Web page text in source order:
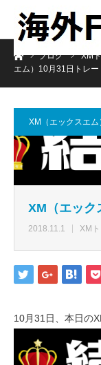
ホームブログ XM
エム）10月31日トレー
XM（エックスエム
XM（エック
2018.11.1 XM
10月31日、本日の